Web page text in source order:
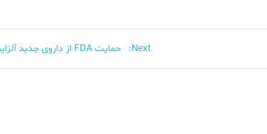
Next:
Next
حمایت FDA از داروی جدید آلزایمر